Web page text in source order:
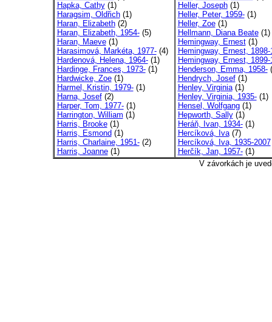
Hapka, Cathy(1)
Haragsim, Oldřich(1)
Haran, Elizabeth(2)
Haran, Elizabeth, 1954-(5)
Haran, Maeve(1)
Harasimová, Markéta, 1977-(4)
Hardenová, Helena, 1964-(1)
Hardinge, Frances, 1973-(1)
Hardwicke, Zoe(1)
Harmel, Kristin, 1979-(1)
Harna, Josef(2)
Harper, Tom, 1977-(1)
Harrington, William (1)
Harris, Brooke(1)
Harris, Esmond (1)
Harris, Charlaine, 1951-(2)
Harris, Joanne(1)
Heller, Joseph(1)
Heller, Peter, 1959-(1)
Heller, Zoe(1)
Hellmann, Diana Beate(1)
Hemingway, Ernest(1)
Hemingway, Ernest, 1898-
Hemingway, Ernest, 1899-
Henderson, Emma, 1958-
Hendrych, Josef(1)
Henley, Virginia(1)
Henley, Virginia, 1935-(1)
Hensel, Wolfgang(1)
Hepworth, Sally(1)
Heráň, Ivan, 1934-(1)
Hercíková, Iva(7)
Hercíková, Iva, 1935-2007
Herčík, Jan, 1957-(1)
V závorkách je